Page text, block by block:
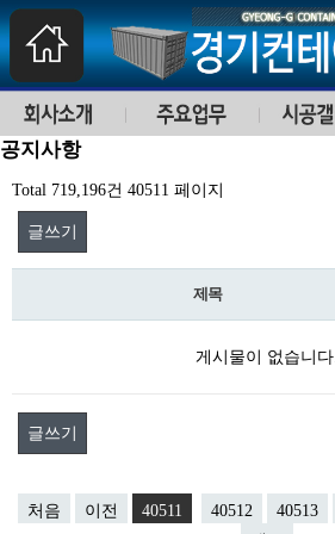
공지사항
Total 719,196건 40511 페이지
글쓰기
제목
게시물이 없습니
글쓰기
처음 이전 40511 40512 40513